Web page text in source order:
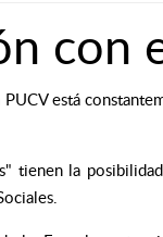
con
está
tienen la